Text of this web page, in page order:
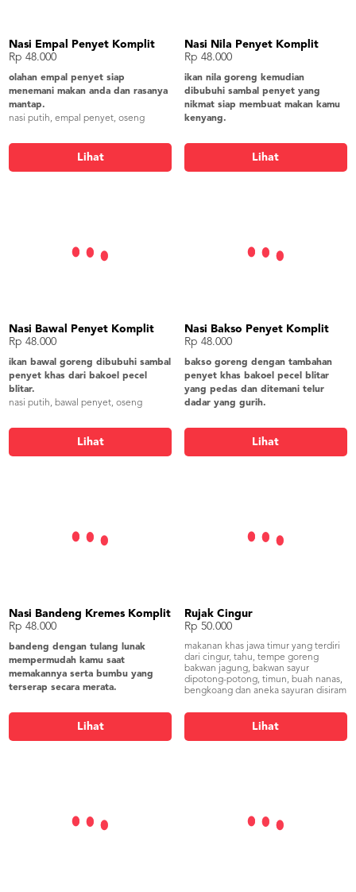
Nasi Empal Penyet Komplit
Rp 48.000
olahan empal penyet siap
menemani makan anda dan rasanya
mantap.
nasi putih, empal penyet, oseng
goreng, bakwan jagung, lalapan,
Lihat
Nasi Nila Penyet Komplit
Rp 48.000
ikan nila goreng kemudian
dibubuhi sambal penyet yang
nikmat siap membuat makan kamu
kenyang.
kangkung, tahu goreng, tempe
goreng, bakwan jagung, lalapan,
kerupuk gendar
Lihat
Nasi Bawal Penyet Komplit
Rp 48.000
ikan bawal goreng dibubuhi sambal
penyet khas dari bakoel pecel
blitar.
nasi putih, bawal penyet, oseng
goreng, bakwan jagung, lalapan,
Lihat
Nasi Bakso Penyet Komplit
Rp 48.000
bakso goreng dengan tambahan
penyet khas bakoel pecel blitar
yang pedas dan ditemani telur
dadar yang gurih.
oseng kangkung, tahu goreng, tempe
goreng, bakwan jagung, lalapan,
kerupuk gendar
Lihat
Nasi Bandeng Kremes Komplit
Rp 48.000
bandeng dengan tulang lunak
mempermudah kamu saat
memakannya serta bumbu yang
terserap secara merata.
goreng, sayur asem blitar, lalapan,
sambel, kremesanLihat
Rujak Cingur
Rp 50.000
makanan khas jawa timur yang terdiri
dari cingur, tahu, tempe goreng
bakwan jagung, bakwan sayur
dipotong-potong, timun, buah nanas,
bengkoang dan aneka sayuran disiram
pisang batu dan petis yang
menjadikan cita rasa yang khas
Lihat